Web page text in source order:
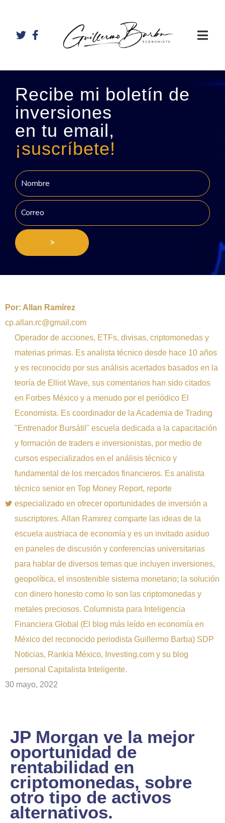
Recibe mi boletín de
inversiones
en tu email,
¡suscríbete!
>
Por: Allan Ramírez
cp.allan.rc@gmail.com
Operador de acciones, ETFs, divisas, criptomonedas y
materias primas. Es analista técnico desde hace 10 años
y es reconocido por sus análisis acertados basados en la
teoría de Elliot Wave, sus comentarios han sido citados
en Forbes México y a menudo por el periódico El
Economista. Es coordinador de la Academia de Trading
"Entrenador Bursátil" escuela dedicada a la capacitación
y formación de traders e inversionistas, por medio de
cursos especializados en el análisis técnico y
fundamental de los mercados financieros. Es analista
técnico senior en Top Money Report, reporte
especializado en ofrecer oportunidades de inversión a
suscriptores. Allan Ramirez comparte las ideas de la
escuela austriaca de economía y es un invitado asiduo
en paneles de discusión y conferencias universitarias
para hablar de diversos temas que incluyen inversiones,
geopolítica, el insostenible sistema monetario; la solución
con dinero honesto como lo son las criptomonedas y
metales preciosos. Columnista para Inteligencia
Financiera Global (El blog más leído en economía en
México del reconocido periodista Guillermo Barba) SDP
Noticias, Rankia México, Investing.com y su blog
personal Capitalista Inteligente.
30 mayo, 2022
JP Morgan ve la mejor
oportunidad de
rentabilidad en
criptomonedas, sobre
otro tipo de activos
alternativos.